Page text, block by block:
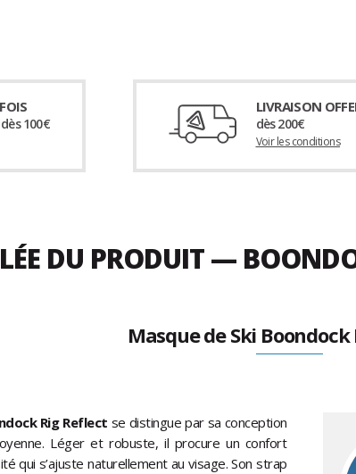
100€
LIVRAISON
dès 200€
Voir les conditions
DU PRODUIT —
Masque de Ski
Rig Reflect se distingue par sa conception
Léger et robuste, il procure un confort
qui s’ajuste naturellement au visage. Son strap